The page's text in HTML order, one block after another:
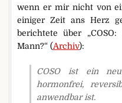
wenn er mir nicht von
einiger Zeit ans Herz
berichtete über
Mann?“ (Archiv):
COSO ist ein
hormonfrei,
anwendbar ist.